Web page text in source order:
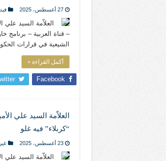
ليست المنفعة
المتهاون بوطنه
27 أغسطس، 2025
العلاّمة السيد علي
– قناة العربية – برنامج
الشيعية في قرارات
أكمل القراءة »
Facebook
العلاّمة السيد علي
“كربلاء” فيه غلو
23 أغسطس، 2025
العلاّمة السيد
تيك